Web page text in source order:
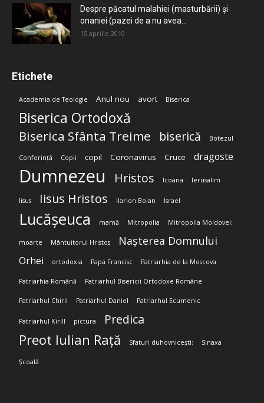
Despre păcatul malahiei (masturbării) şi
onaniei (pazei de a nu avea...
15 aprilie 2010
Etichete
Academia de Teologie Anul nou avort Biserica
Biserica Ortodoxă
Biserica Sfânta Treime biserică Botezul
Conferință Copii copil Coronavirus Cruce dragoste
Dumnezeu Hristos Icoana Ierusalim
Iisus Iisus Hristos Ilarion Boian Israel
Lucășeuca mamă Mitropolia Mitropolia Moldovei;
moarte Mântuitorul Hristos Nașterea Domnului
Orhei ortodoxia Papa Francisc Patriarhia de la Moscova
Patriarhia Română Patriarhul Bisericii Ortodoxe Române
Patriarhul Chiril Patriarhul Daniel Patriarhul Ecumenic
Patriarhul Kirill pictura Predica
Preot Iulian Rață Sfaturi duhovnicești; Sinaxa
Școală